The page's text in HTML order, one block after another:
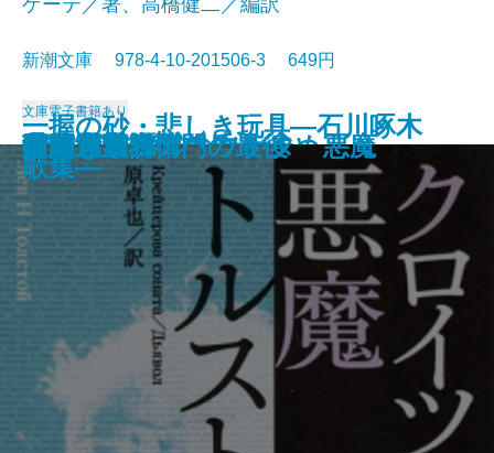
愛と死
絵のない絵本
田舎教師
変身
硝子戸の中
田園交響楽
倫敦塔・幻影の盾
光あるうち光の中を歩め
真理先生
ゲーテ格言集
ゲーテ／著、高橋健二／編訳
新潮文庫 978-4-10-201506-3 649円
文庫電子書籍あり
クロイツェル・ソナタ 悪魔
一握の砂・悲しき玩具―石川啄木
歌集―
行人
人間ぎらい
蒲団・重右衛門の最後
こころ
白鯨〔下〕
白鯨〔上〕
彼岸過迄
ぼく東綺譚